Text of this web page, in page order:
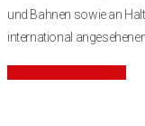
und Bahnen sowie an
international